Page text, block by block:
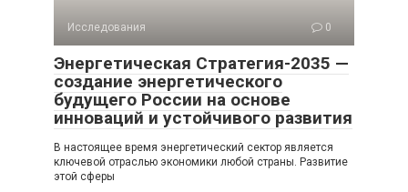
Исследования 0
Энергетическая Стратегия-2035 —
создание энергетического
будущего России на основе
инноваций и устойчивого развития
В настоящее время энергетический сектор является
ключевой отраслью экономики любой страны. Развитие
этой сферы